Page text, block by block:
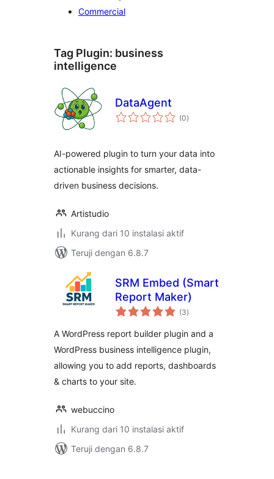
Commercial
Tag Plugin: business
intelligence
DataAgent
(0total
rating
)
AI-powered plugin to turn your data into
actionable insights for smarter, data-
driven business decisions.
Artistudio
Kurang dari 10 instalasi aktif
Teruji dengan 6.8.7
SRM Embed (Smart
Report Maker)
(3total
rating
)
A WordPress report builder plugin and a
WordPress business intelligence plugin,
allowing you to add reports, dashboards
& charts to your site.
webuccino
Kurang dari 10 instalasi aktif
Teruji dengan 6.8.7